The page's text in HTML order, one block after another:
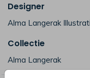
Designer
Alma Langerak
Collectie
Alma Langerak